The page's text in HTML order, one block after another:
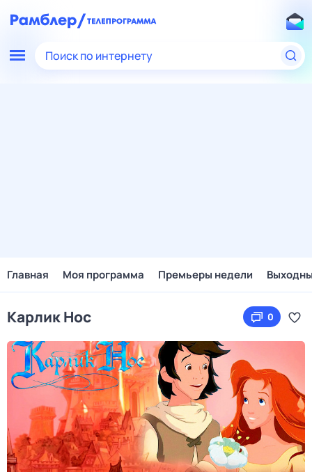
Поиск по интернету
Главная Моя программа Премьеры недели
Карлик Нос 0